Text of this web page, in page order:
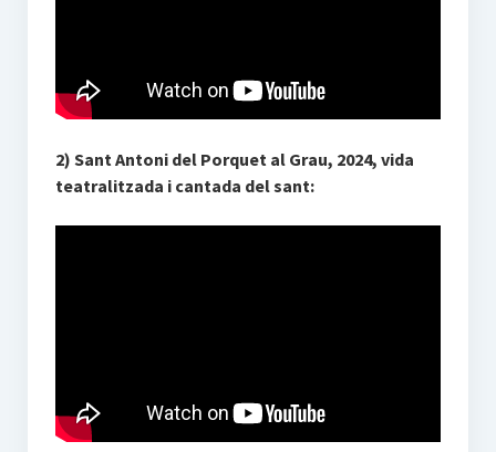
2) Sant Antoni del Porquet al Grau, 2024, vida
teatralitzada i cantada del sant: